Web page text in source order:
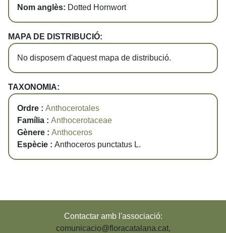
Nom anglès: Dotted Hornwort
MAPA DE DISTRIBUCIÓ:
No disposem d'aquest mapa de distribució.
TAXONOMIA:
Ordre : Anthocerotales
Família : Anthocerotaceae
Gènere : Anthoceros
Espècie : Anthoceros punctatus L.
Contactar amb l'associació:
comunicacio@floracatalana.cat,